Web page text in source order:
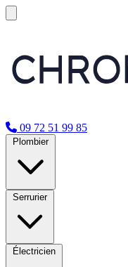
09 72 51 99 85
Plombier
Serrurier
Électricien